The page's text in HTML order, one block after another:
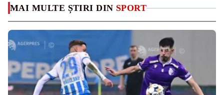
MAI MULTE ȘTIRI DIN SPORT